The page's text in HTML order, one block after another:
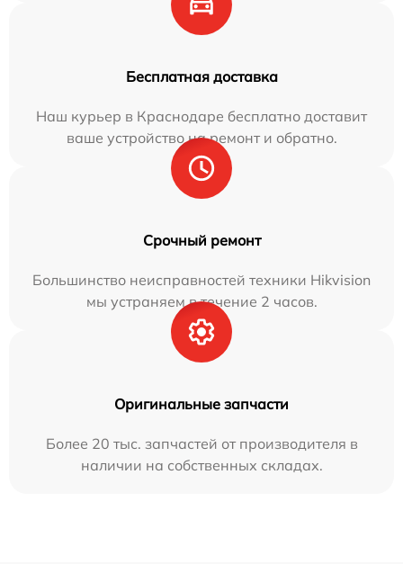
Бесплатная доставка
Наш курьер в Краснодаре бесплатно доставит
ваше устройство на ремонт и обратно.
Срочный ремонт
Большинство неисправностей техники Hikvision
мы устраняем в течение 2 часов.
Оригинальные запчасти
Более 20 тыс. запчастей от производителя в
наличии на собственных складах.